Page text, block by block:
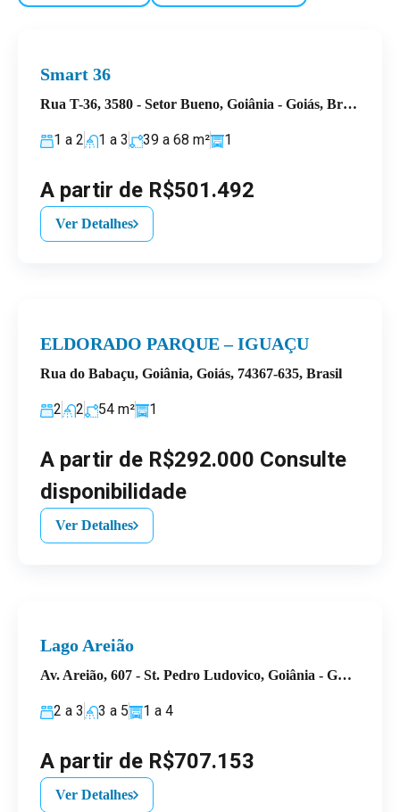
Smart 36
Rua T-36, 3580 - Setor Bueno, Goiânia - Goiás, Brasil
1 a 2 1 a 3 39 a 68 m² 1
A partir de R$501.492
Ver Detalhes
ELDORADO PARQUE – IGUAÇU
Rua do Babaçu, Goiânia, Goiás, 74367-635, Brasil
2 2 54 m² 1
A partir de R$292.000 Consulte
disponibilidade
Ver Detalhes
Lago Areião
Av. Areião, 607 - St. Pedro Ludovico, Goiânia - GO, 74820-370, Brasil
2 a 3 3 a 5 1 a 4
A partir de R$707.153
Ver Detalhes